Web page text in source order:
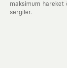
maksimum hareket
sergiler.